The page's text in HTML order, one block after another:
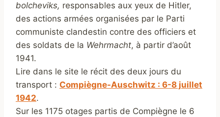
bolcheviks, responsables aux yeux de Hitler,
des actions armées organisées par le Parti
communiste clandestin contre des officiers et
des soldats de la Wehrmacht, à partir d’août
1941.
Lire dans le site le récit des deux jours du
transport : Compiègne-Auschwitz : 6-8 juillet
1942.
Sur les 1175 otages partis de Compiègne le 6